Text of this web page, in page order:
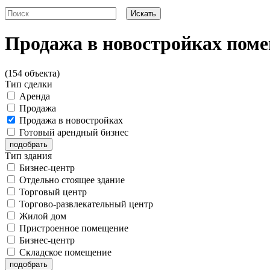
Продажа в новостройках
(154 объекта)
Тип сделки
Аренда
Продажа
Продажа в новостройках
Готовый арендный бизнес
Тип здания
Бизнес-центр
Отдельно стоящее здание
Торговый центр
Торгово-развлекательный центр
Жилой дом
Пристроенное помещение
Бизнес-центр
Складское помещение